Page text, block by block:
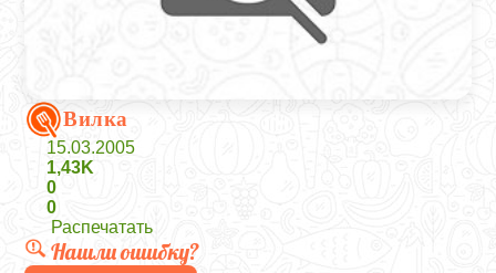
Вилка
15.03.2005
1,43K
0
0
Распечатать
Нашли ошибку?